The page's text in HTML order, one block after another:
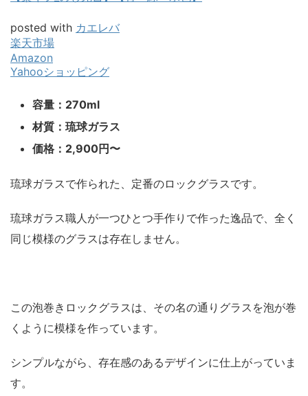
posted with カエレバ
楽天市場
Amazon
Yahooショッピング
容量：270ml
材質：琉球ガラス
価格：2,900円〜
琉球ガラスで作られた、定番のロックグラスです。
琉球ガラス職人が一つひとつ手作りで作った逸品で、全く
同じ模様のグラスは存在しません。
この泡巻きロックグラスは、その名の通りグラスを泡が巻
くように模様を作っています。
シンプルながら、存在感のあるデザインに仕上がっていま
す。